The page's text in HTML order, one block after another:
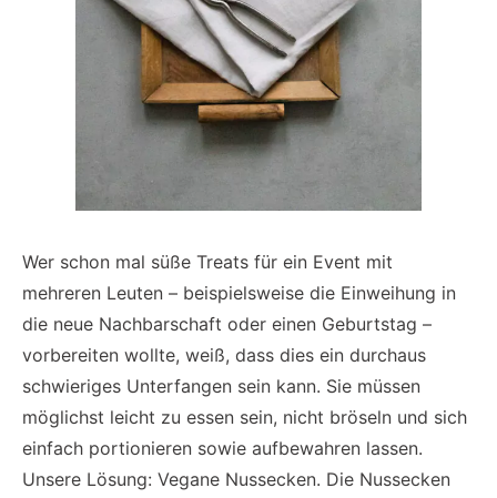
Wer schon mal süße Treats für ein Event mit
mehreren Leuten – beispielsweise die Einweihung in
die neue Nachbarschaft oder einen Geburtstag –
vorbereiten wollte, weiß, dass dies ein durchaus
schwieriges Unterfangen sein kann. Sie müssen
möglichst leicht zu essen sein, nicht bröseln und sich
einfach portionieren sowie aufbewahren lassen.
Unsere Lösung: Vegane Nussecken. Die Nussecken